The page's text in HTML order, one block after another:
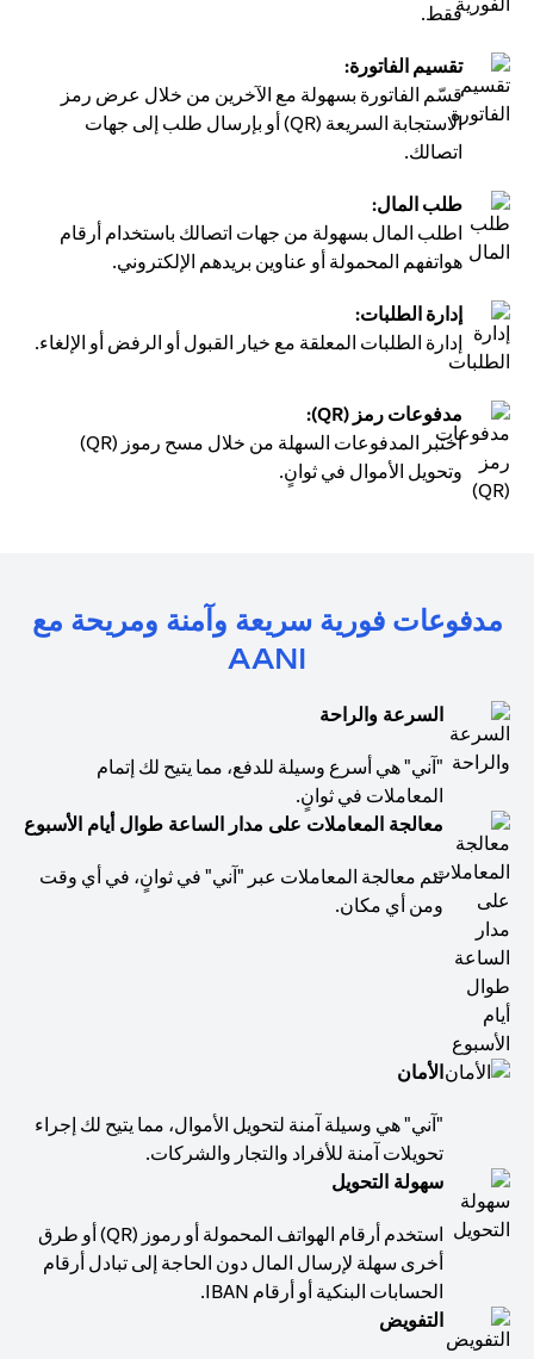
فقط.
تقسيم الفاتورة:
قسّم الفاتورة بسهولة مع الآخرين من خلال عرض رمز
الاستجابة السريعة (QR) أو بإرسال طلب إلى جهات
اتصالك.
طلب المال:
اطلب المال بسهولة من جهات اتصالك باستخدام أرقام
هواتفهم المحمولة أو عناوين بريدهم الإلكتروني.
إدارة الطلبات:
إدارة الطلبات المعلقة مع خيار القبول أو الرفض أو الإلغاء.
مدفوعات رمز (QR):
اختبر المدفوعات السهلة من خلال مسح رموز (QR)
وتحويل الأموال في ثوانٍ.
مدفوعات فورية سريعة وآمنة ومريحة مع
AANI
السرعة والراحة
"آني" هي أسرع وسيلة للدفع، مما يتيح لك إتمام
المعاملات في ثوانٍ.
معالجة المعاملات على مدار الساعة طوال أيام الأسبوع
تتم معالجة المعاملات عبر "آني" في ثوانٍ، في أي وقت
ومن أي مكان.
الأمان
"آني" هي وسيلة آمنة لتحويل الأموال، مما يتيح لك إجراء
تحويلات آمنة للأفراد والتجار والشركات.
سهولة التحويل
استخدم أرقام الهواتف المحمولة أو رموز (QR) أو طرق
أخرى سهلة لإرسال المال دون الحاجة إلى تبادل أرقام
الحسابات البنكية أو أرقام IBAN.
التفويض